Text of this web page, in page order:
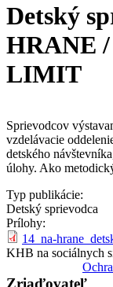
Detský
HRANE
LIMIT
Sprievodcov
vzdelávacie
detského
úlohy. Ako
Typ publikácie:
Detský sprievodca
Prílohy:
14_na-
KHB na sociálnych
Zriaďovateľ